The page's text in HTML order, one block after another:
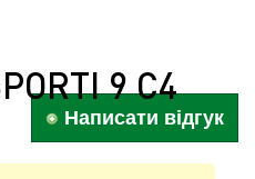
9 C4
Написати відгук